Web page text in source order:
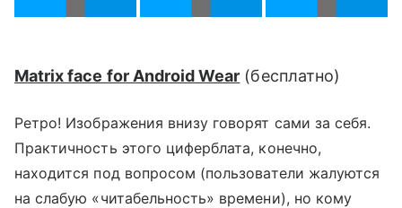
Matrix face for Android Wear (бесплатно)
Ретро! Изображения внизу говорят сами за себя.
Практичность этого циферблата, конечно,
находится под вопросом (пользователи жалуются
на слабую «читабельность» времени), но кому